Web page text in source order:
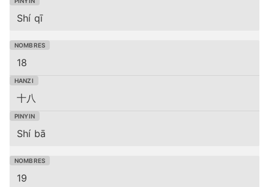
Shí qī
18
十八
Shí bā
19